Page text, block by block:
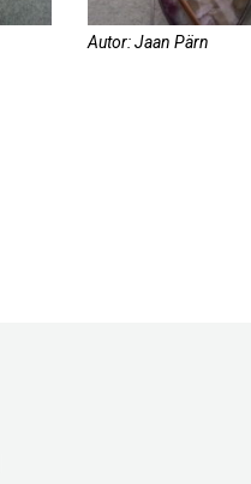
Autor: Jaan Pärn